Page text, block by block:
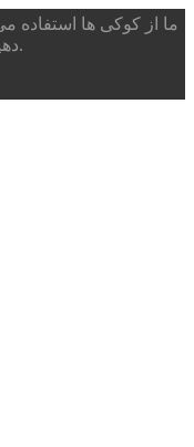
ما از کوکی ها استفاده
دهید، فرض می کنیم که از آن راضی هستید.